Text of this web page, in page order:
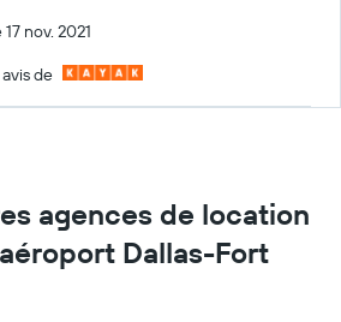
nov. 2021
avis de
agences de location
Dallas-Fort